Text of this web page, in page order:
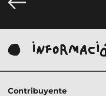
Contribuyente